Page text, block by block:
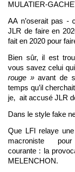
MULATIER-
AA n’oserait pas -
JLR de faire en
fait en 2020 pour
Bien sûr, il est
vous savez celui
rouge »avant de
temps qu’il
je, ait accusé JLR
Dans le style fake
Que LFI relaye
macroniste pour
courante : la
MELENCHON.